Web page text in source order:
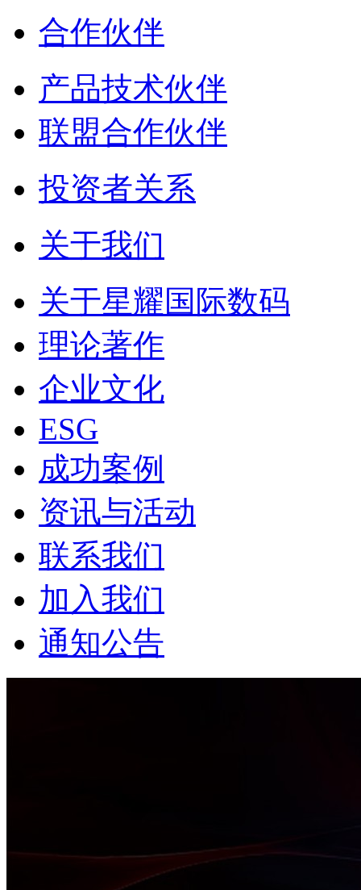
合作伙伴
产品技术伙伴
联盟合作伙伴
投资者关系
关于我们
关于星耀国际数码
理论著作
企业文化
ESG
成功案例
资讯与活动
联系我们
加入我们
通知公告